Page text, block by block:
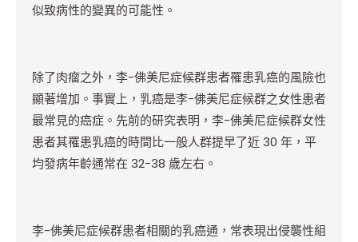
似致病性的變異的可能性。
除了肉瘤之外，李-佛美尼症候群患者罹患乳癌的風險也
顯著增加。事實上，乳癌是李-佛美尼症候群之女性患者
最常見的癌症。先前的研究表明，李-佛美尼症候群女性
患者其罹患乳癌的時間比一般人群提早了近 30 年，平
均發病年齡通常在 32-38 歲左右。
李-佛美尼症候群患者相關的乳癌通，常表現出侵襲性組